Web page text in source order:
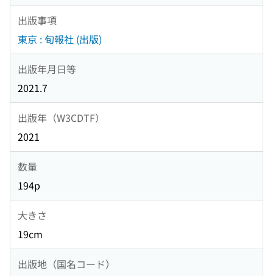
出版事項
東京 : 旬報社 (出版)
出版年月日等
2021.7
出版年（W3CDTF）
2021
数量
194p
大きさ
19cm
出版地（国名コード）